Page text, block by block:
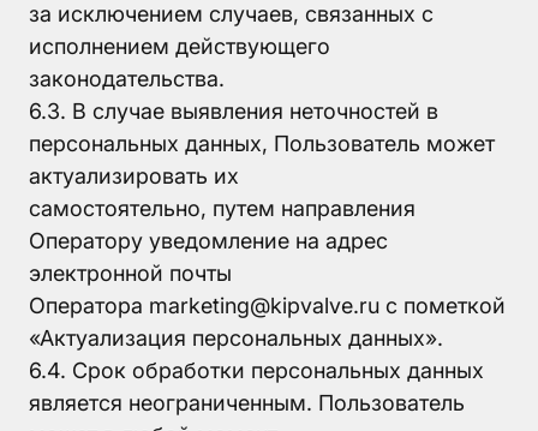
за исключением случаев, связанных с
исполнением действующего
законодательства.
6.3. В случае выявления неточностей в
персональных данных, Пользователь может
актуализировать их
самостоятельно, путем направления
Оператору уведомление на адрес
электронной почты
Оператора marketing@kipvalve.ru с пометкой
«Актуализация персональных данных».
6.4. Срок обработки персональных данных
является неограниченным. Пользователь